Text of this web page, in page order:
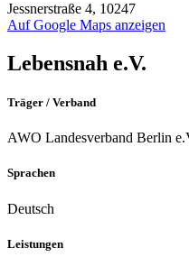
Jessnerstraße 4, 10247
Auf Google Maps anzeigen
Lebensnah e.V.
Träger / Verband
AWO Landesverband Berlin
Sprachen
Deutsch
Leistungen